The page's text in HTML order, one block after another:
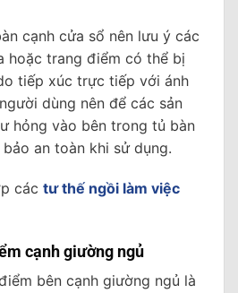
cạnh cửa sổ nên lưu ý các
hoặc trang điểm có thể bị
tiếp xúc trực tiếp với ánh
dùng nên để các sản
hỏng vào bên trong tủ bàn
an toàn khi sử dụng.
các tư thế ngồi làm việc
cạnh giường ngủ
bên cạnh giường ngủ là